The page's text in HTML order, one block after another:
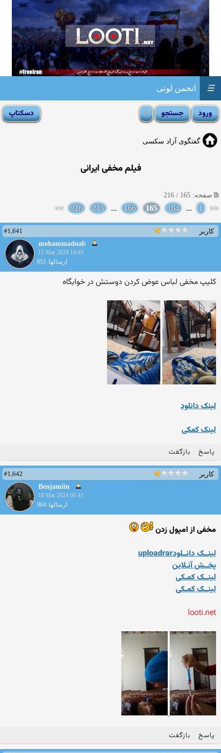
انجمن لوتی ☰
گفتگوی آزاد سکسی
فیلم مخفی ایرانی
صفحه: 165 / 216
<<
1
...
164
165
166
...
215
216
>>
کاربر
#1,641
mohammadnab
15 Mar 2024 14:03
ارسالها: 853
کلیپ مخفی لباس عوض کردن دوستش در خوابگاه
لینک دانلود
لینک کمکی
پاسخ بازگفت
کاربر
#1,642
Benjamiin
18 Mar 2024 00:41
ارسالها: 964
مخفی از امپول زدن
لینــک دانــلودuploadrar
پخــش آنـلاین
لینــک کمـکی
لینــک کمـکی
looti.net
پاسخ بازگفت